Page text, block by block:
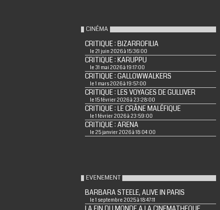
CINÉMA
CRITIQUE : BIZARROFILIA
le 21 juin 2026 à 15:36:00
CRITIQUE : KARUPPU
le 31 mai 2026 à 19:17:00
CRITIQUE : GALLOWWALKERS
le 1 mars 2026 à 19:57:00
CRITIQUE : LES VOYAGES DE GULLIVER
le 15 février 2026 à 23:28:00
CRITIQUE : LE CRÂNE MALÉFIQUE
le 1 février 2026 à 23:59:00
CRITIQUE : ARENA
le 25 janvier 2026 à 18:04:00
EVENEMENT
BARBARA STEELE, ALIVE IN PARIS
le 1 septembre 2025 à 18:47:11